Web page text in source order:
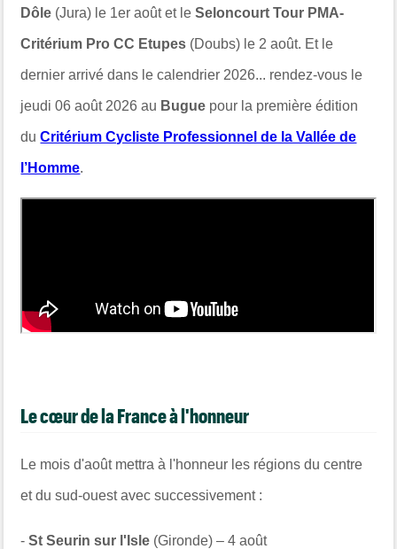
Dôle (Jura) le 1er août et leSeloncourt Tour PMA-
Critérium Pro CC Etupes (Doubs) le 2 août. Et le
dernier arrivé dans le calendrier 2026... rendez-vous le
jeudi 06 août 2026 au Bugue pour la première édition
duCritérium Cycliste Professionnel de la Vallée de
l’Homme.
Le cœur de la France à l'honneur
Le mois d'août mettra à l'honneur les régions du centre
et du sud-ouest avec successivement :
-St Seurin sur l'Isle (Gironde) – 4 août